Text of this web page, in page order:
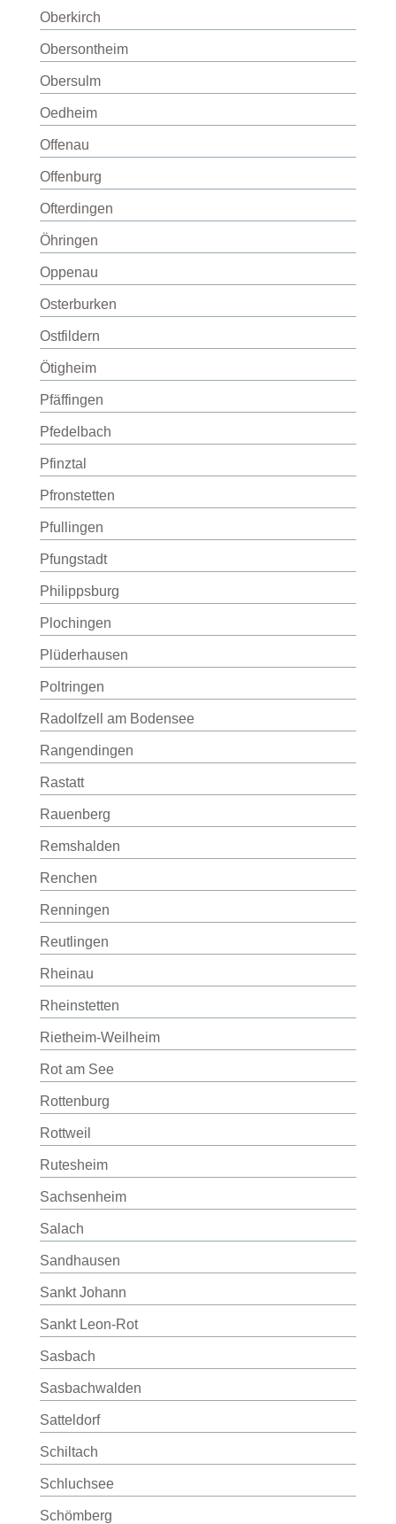
Oberkirch
Obersontheim
Obersulm
Oedheim
Offenau
Offenburg
Ofterdingen
Öhringen
Oppenau
Osterburken
Ostfildern
Ötigheim
Pfäffingen
Pfedelbach
Pfinztal
Pfronstetten
Pfullingen
Pfungstadt
Philippsburg
Plochingen
Plüderhausen
Poltringen
Radolfzell am Bodensee
Rangendingen
Rastatt
Rauenberg
Remshalden
Renchen
Renningen
Reutlingen
Rheinau
Rheinstetten
Rietheim-Weilheim
Rot am See
Rottenburg
Rottweil
Rutesheim
Sachsenheim
Salach
Sandhausen
Sankt Johann
Sankt Leon-Rot
Sasbach
Sasbachwalden
Satteldorf
Schiltach
Schluchsee
Schömberg